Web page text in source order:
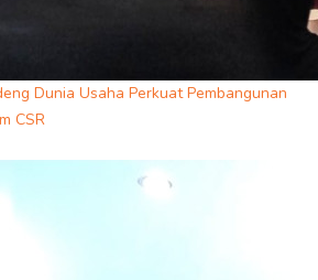
Dunia Usaha Perkuat Pembangunan
CSR